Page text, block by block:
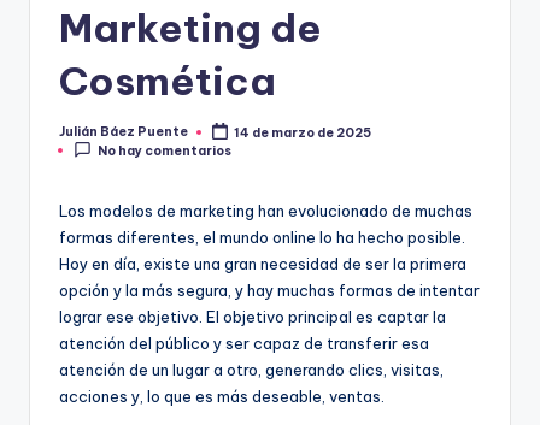
Marketing de
Cosmética
Publicado
por
Julián Báez Puente
14 de marzo de 2025
No hay comentarios
Los modelos de marketing han evolucionado de muchas
formas diferentes, el mundo online lo ha hecho posible.
Hoy en día, existe una gran necesidad de ser la primera
opción y la más segura, y hay muchas formas de intentar
lograr ese objetivo. El objetivo principal es captar la
atención del público y ser capaz de transferir esa
atención de un lugar a otro, generando clics, visitas,
acciones y, lo que es más deseable, ventas.